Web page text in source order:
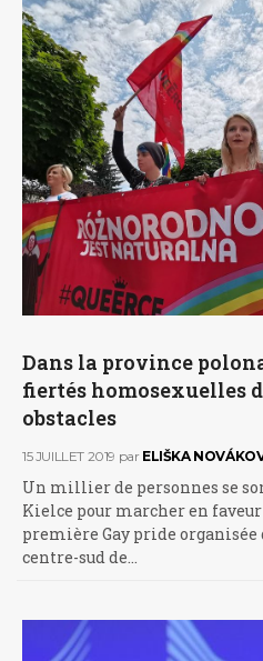
Dans la province
fiertés homosexuelles
obstacles
15 JUILLET 2019 par ELIŠKA
Un millier de personnes se
Kielce pour marcher en
première Gay pride
centre-sud de…